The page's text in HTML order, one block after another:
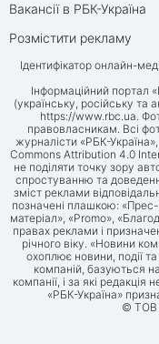
Вакансії в РБК-Україна
Розмістити рекламу
Ідентифікатор онлайн-
Інформаційний портал
(українську, російську та
https://www.rbc.ua.
правовласникам. Всі
журналісти «РБК-
Commons Attribution 4.0
не поділяти точку зору
спростуванню та
зміст реклами
позначені плашкою:
матеріал», «Promo»,
правах реклами і
річного віку. «Новини
охоплює новини, події
компаній, базуються
компанії, і за які
«РБК-Україна»
© ТОВ